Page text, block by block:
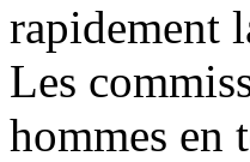
rapidement
Les
hommes en